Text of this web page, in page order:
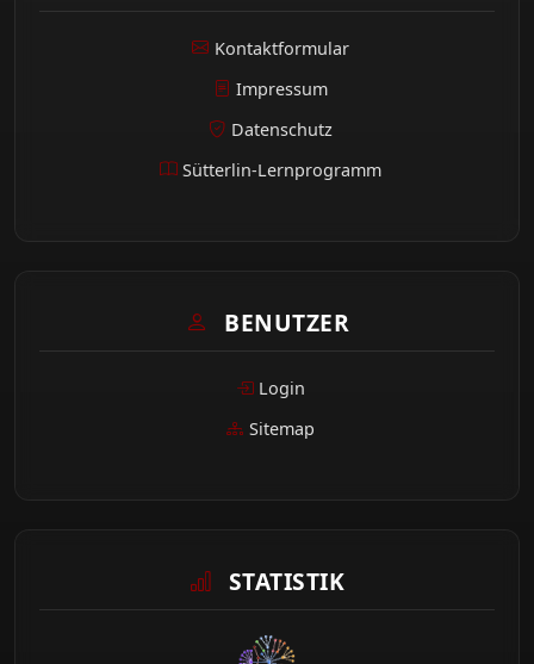
Kontaktformular
Impressum
Datenschutz
Sütterlin-Lernprogramm
BENUTZER
Login
Sitemap
STATISTIK